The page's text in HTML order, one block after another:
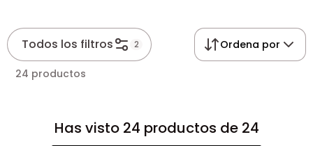
Todos los filtros 2 Ordena por
24 productos
Has visto 24 productos de 24